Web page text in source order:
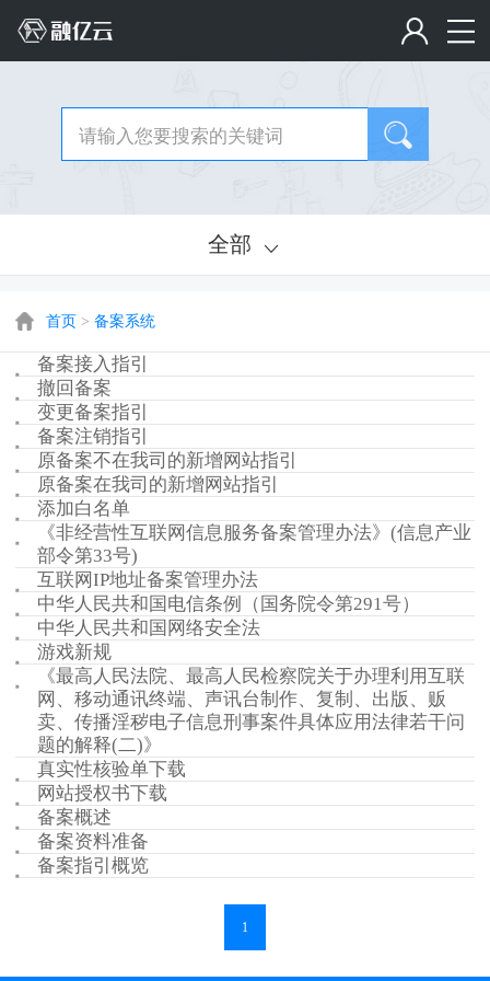
全部
首页 > 备案系统
备案接入指引
撤回备案
变更备案指引
备案注销指引
原备案不在我司的新增网站指引
原备案在我司的新增网站指引
添加白名单
《非经营性互联网信息服务备案管理办法》(信息产业
部令第33号)
互联网IP地址备案管理办法
中华人民共和国电信条例（国务院令第291号）
中华人民共和国网络安全法
游戏新规
《最高人民法院、最高人民检察院关于办理利用互联
网、移动通讯终端、声讯台制作、复制、出版、贩
卖、传播淫秽电子信息刑事案件具体应用法律若干问
题的解释(二)》
真实性核验单下载
网站授权书下载
备案概述
备案资料准备
备案指引概览
1